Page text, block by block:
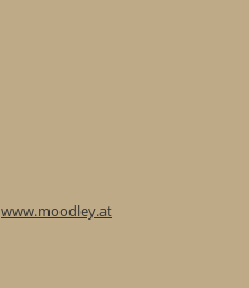
www.moodley.at